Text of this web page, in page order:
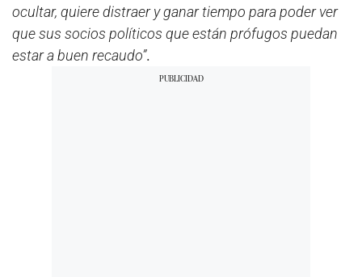
ocultar, quiere distraer y ganar tiempo para poder ver
que sus socios políticos que están prófugos puedan
estar a buen recaudo”.